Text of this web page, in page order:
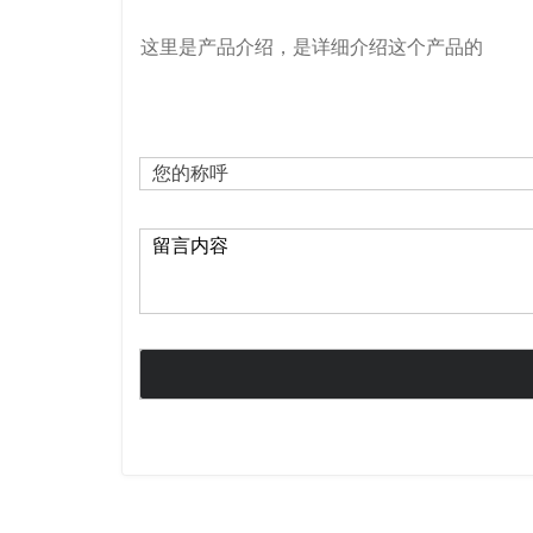
这里是产品介绍，是详细介绍这个产品的